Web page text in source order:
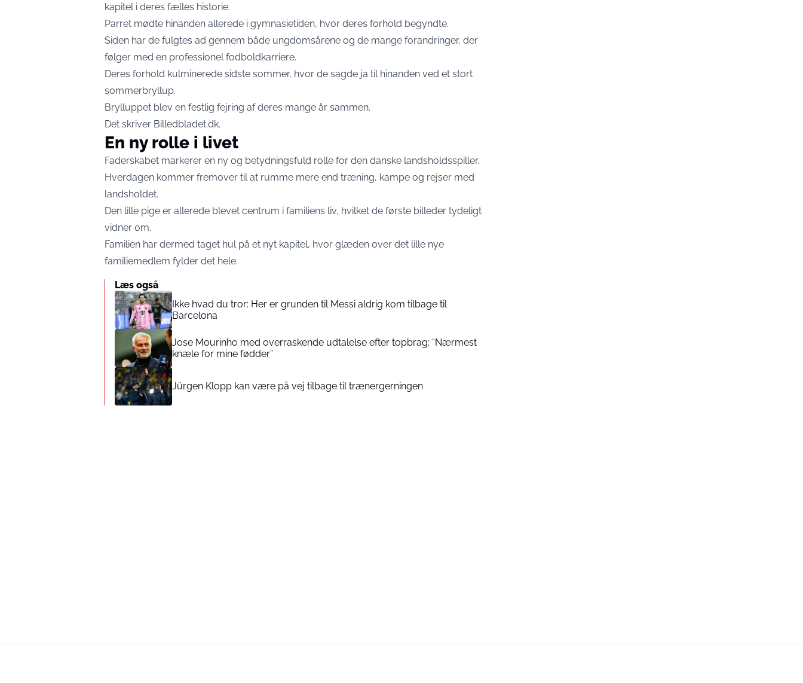
kapitel i deres fælles historie.
Parret mødte hinanden allerede i gymnasietiden, hvor deres forhold begyndte.
Siden har de fulgtes ad gennem både ungdomsårene og de mange forandringer, der
følger med en professionel fodboldkarriere.
Deres forhold kulminerede sidste sommer, hvor de sagde ja til hinanden ved et stort
sommerbryllup.
Brylluppet blev en festlig fejring af deres mange år sammen.
Det skriver Billedbladet.dk.
En ny rolle i livet
Faderskabet markerer en ny og betydningsfuld rolle for den danske landsholdsspiller.
Hverdagen kommer fremover til at rumme mere end træning, kampe og rejser med
landsholdet.
Den lille pige er allerede blevet centrum i familiens liv, hvilket de første billeder tydeligt
vidner om.
Familien har dermed taget hul på et nyt kapitel, hvor glæden over det lille nye
familiemedlem fylder det hele.
Læs også
Ikke hvad du tror: Her er grunden til Messi aldrig kom tilbage til
Barcelona
Jose Mourinho med overraskende udtalelse efter topbrag: “Nærmest
knæle for mine fødder”
Jürgen Klopp kan være på vej tilbage til trænergerningen